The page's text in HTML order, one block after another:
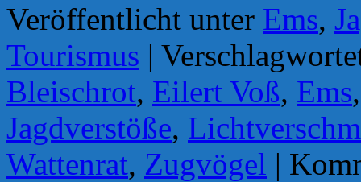
Veröffentlicht unter Ems,
Tourismus |
Bleischrot, Eilert Voß, Ems
Jagdverstöße,
Wattenrat, Zugvögel |